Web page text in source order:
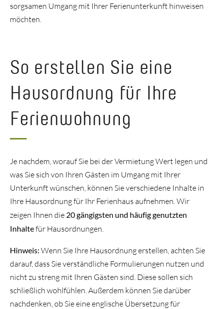
sorgsamen Umgang mit Ihrer Ferienunterkunft hinweisen
möchten.
So erstellen Sie eine
Hausordnung für Ihre
Ferienwohnung
Je nachdem, worauf Sie bei der Vermietung Wert legen und
was Sie sich von Ihren Gästen im Umgang mit Ihrer
Unterkunft wünschen, können Sie verschiedene Inhalte in
Ihre Hausordnung für Ihr Ferienhaus aufnehmen. Wir
zeigen Ihnen die 20 gängigsten und häufig genutzten
Inhaltefür Hausordnungen.
Hinweis: Wenn Sie Ihre Hausordnung erstellen, achten Sie
darauf, dass Sie verständliche Formulierungen nutzen und
nicht zu streng mit Ihren Gästen sind. Diese sollen sich
schließlich wohlfühlen. Außerdem können Sie darüber
nachdenken, ob Sie eine englische Übersetzung für